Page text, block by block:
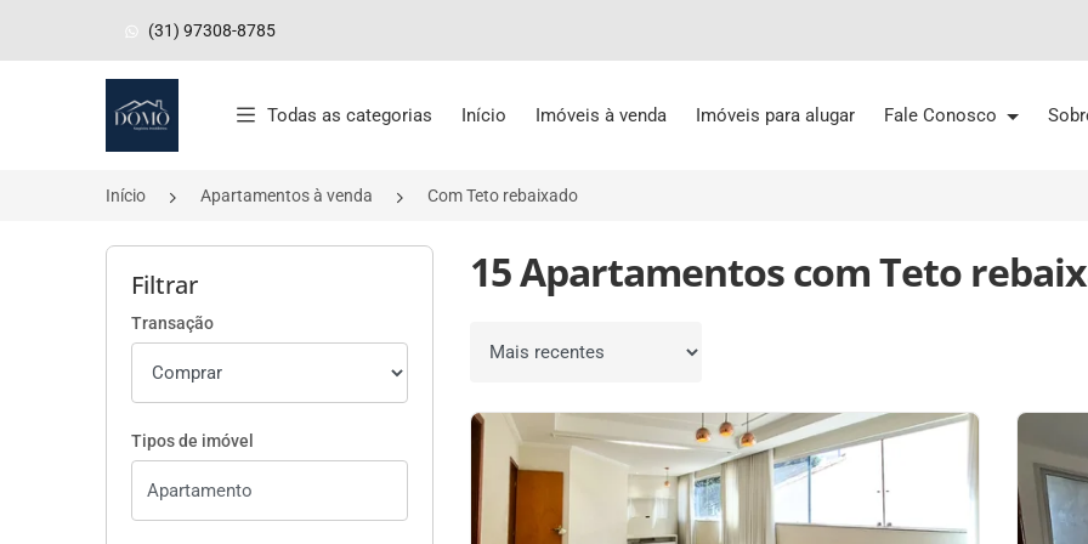
(31) 97308-8785
Página inicial
Todas as categorias Início Imóveis à venda Imóveis para alugar Fale Conosco
Início Apartamentos à venda Com Teto rebaixado
Filtrar
Transação
Tipos de imóvel
15 Apartamentos com Teto
Ordenar por